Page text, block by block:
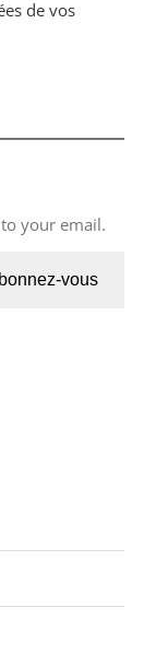
de vos
your email.
vous